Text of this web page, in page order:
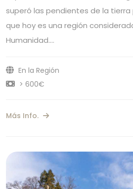
superó las pendientes de la
que hoy es una región
Humanidad.…
En la Región
> 600€
Más Info.